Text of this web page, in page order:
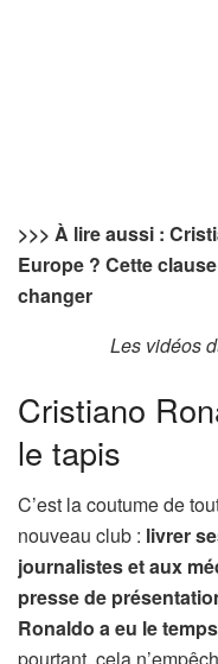
>>> À lire aussi :
Europe ? Cette
changer
Les vidéos
Cristiano
le tapis
C’est la coutume de
nouveau club : livrer
journalistes et aux
presse de
Ronaldo a eu le